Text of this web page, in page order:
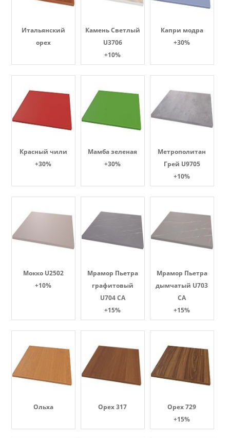
Итальянский
орех
Камень Светлый
U3706
+10%
Капри модра
+30%
Красный чили
+30%
Мамба зеленая
+30%
Метрополитан
Грей U9705
+10%
Мокко U2502
+10%
Мрамор Пьетра
графитовый
U704 CA
+15%
Мрамор Пьетра
дымчатый U703
CA
+15%
Ольха Орех 317
Орех 729
+15%